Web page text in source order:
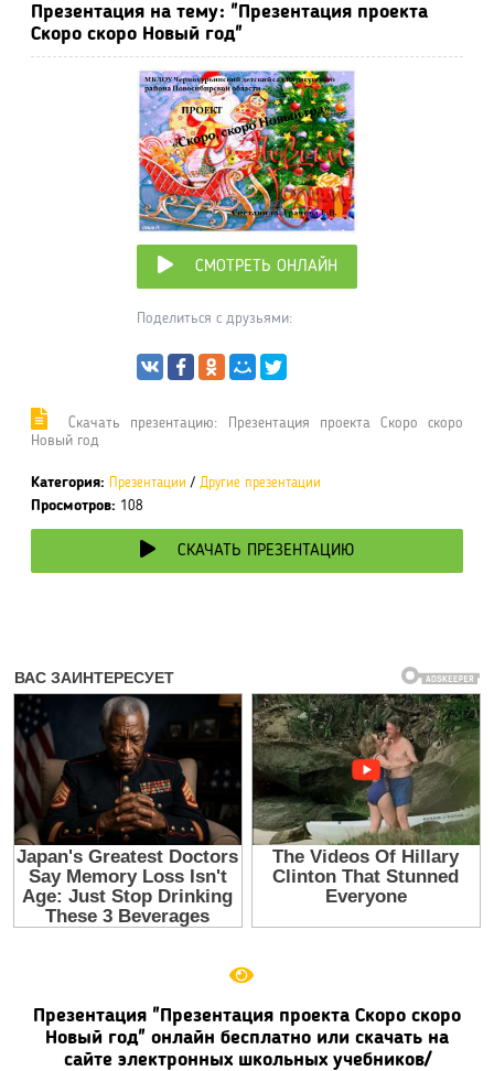
Презентация на тему: "Презентация проекта
Скоро скоро Новый год"
СМОТРЕТЬ ОНЛАЙН
Поделиться с друзьями:
Cкачать презентацию: Презентация проекта Скоро скоро
Новый год
Категория: Презентации / Другие презентации
Просмотров: 108
СКАЧАТЬ ПРЕЗЕНТАЦИЮ
Презентация "Презентация проекта Скоро скоро
Новый год" онлайн бесплатно или скачать на
сайте электронных школьных учебников/